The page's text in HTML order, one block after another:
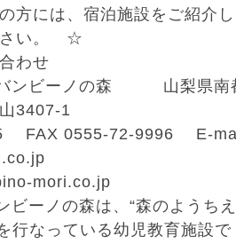
には、宿泊施設をご紹介
い。 ☆
合わせ
ンビーノの森 山梨県南
3407-1
FAX 0555-72-9996 E-
mori.co.jp
ーノの森は、“森のようちえ
行なっている幼児教育施設で